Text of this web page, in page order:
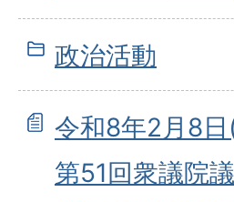
政治活動
令和8年2月8
第51回衆議院